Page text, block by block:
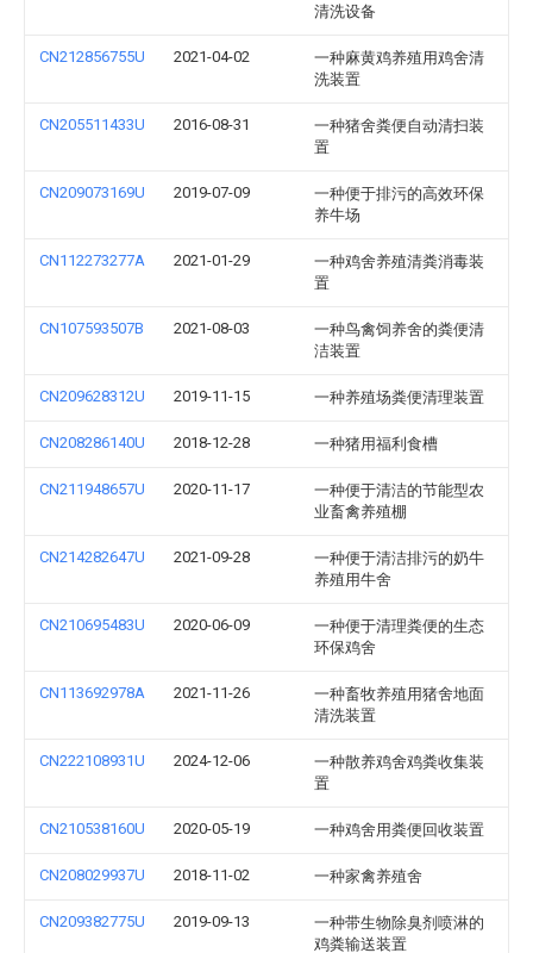
清洗设备
CN212856755U 2021-04-02
一种麻黄鸡养殖用鸡舍清
洗装置
CN205511433U 2016-08-31
一种猪舍粪便自动清扫装
置
CN209073169U 2019-07-09
一种便于排污的高效环保
养牛场
CN112273277A 2021-01-29
一种鸡舍养殖清粪消毒装
置
CN107593507B 2021-08-03
一种鸟禽饲养舍的粪便清
洁装置
CN209628312U 2019-11-15 一种养殖场粪便清理装置
CN208286140U 2018-12-28 一种猪用福利食槽
CN211948657U 2020-11-17
一种便于清洁的节能型农
业畜禽养殖棚
CN214282647U 2021-09-28
一种便于清洁排污的奶牛
养殖用牛舍
CN210695483U 2020-06-09
一种便于清理粪便的生态
环保鸡舍
CN113692978A 2021-11-26
一种畜牧养殖用猪舍地面
清洗装置
CN222108931U 2024-12-06
一种散养鸡舍鸡粪收集装
置
CN210538160U 2020-05-19 一种鸡舍用粪便回收装置
CN208029937U 2018-11-02 一种家禽养殖舍
CN209382775U 2019-09-13
一种带生物除臭剂喷淋的
鸡粪输送装置